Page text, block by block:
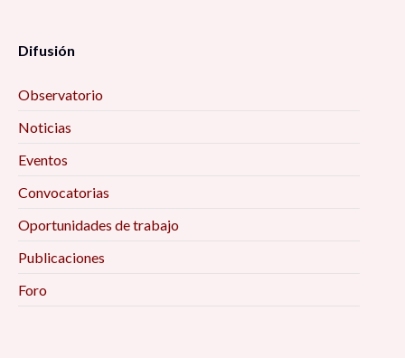
Difusión
Observatorio
Noticias
Eventos
Convocatorias
Oportunidades de trabajo
Publicaciones
Foro